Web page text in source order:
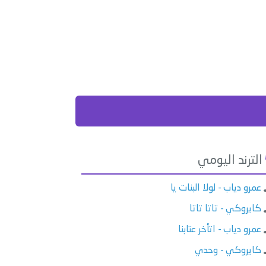
الترند اليومي
عمرو دياب - لولا البنات يا
كايروكي - تاتا تاتا
عمرو دياب - اتأخر عتابنا
كايروكي - وحدي